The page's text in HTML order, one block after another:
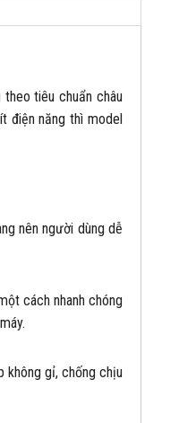
tiêu chuẩn châu
điện năng thì model
nên người dùng dễ
cách nhanh chóng
không gỉ, chống chịu